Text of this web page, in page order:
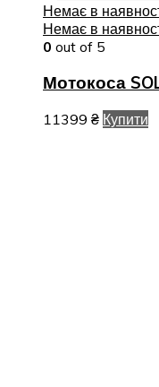
Немає в
Немає в
0 out of 5
Мотокоса
11399 ₴ Купити